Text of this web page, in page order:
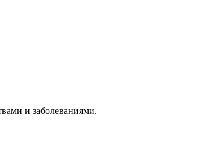
и заболеваниями.